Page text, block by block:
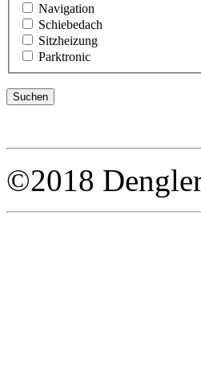
Navigation
Schiebedach
Sitzheizung
Parktronic
©2018